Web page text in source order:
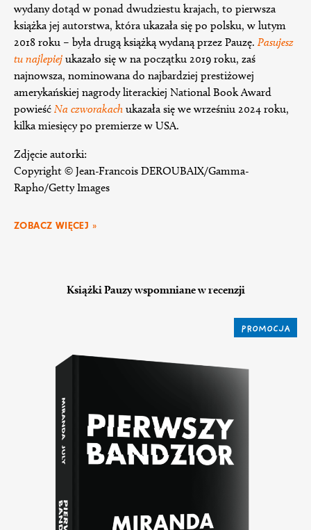
wydany dotąd w ponad dwudziestu krajach, to pierwsza
książka jej autorstwa, która ukazała się po polsku, w lutym
2018 roku – była drugą książką wydaną przez Pauzę. Pasujesz
tu najlepiej ukazało się w na początku 2019 roku, zaś
najnowsza, nominowana do najbardziej prestiżowej
amerykańskiej nagrody literackiej National Book Award
powieść Na czworakach ukazała się we wrześniu 2024 roku,
kilka miesięcy po premierze w USA.
Zdjęcie autorki:
Copyright © Jean-Francois DEROUBAIX/Gamma-
Rapho/Getty Images
ZOBACZ WIĘCEJ »
Książki Pauzy wspomniane w recenzji
PROMOCJA